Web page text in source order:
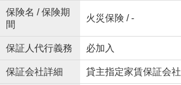
保険名 / 保険期
間
火災保険 / -
保証人代行義務 必加入
保証会社詳細 貸主指定家賃保証会社